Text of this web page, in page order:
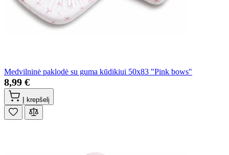
Medvilninė paklodė su guma kūdikiui 50x83 "Pink bows"
8,99 €
Į krepšelį